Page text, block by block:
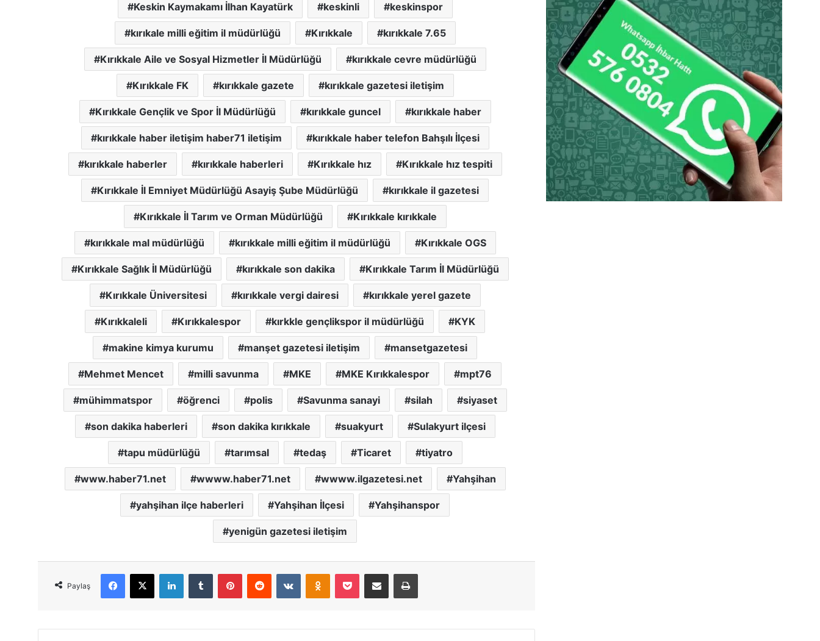
Keskin Kaymakamı İlhan Kayatürk keskinli keskinspor
kırıkale milli eğitim il müdürlüğü Kırıkkale kırıkkale 7.65
Kırıkkale Aile ve Sosyal Hizmetler İl Müdürlüğü kırıkkale cevre müdürlüğü
Kırıkkale FK kırıkkale gazete kırıkkale gazetesi iletişim
Kırıkkale Gençlik ve Spor İl Müdürlüğü kırıkkale guncel kırıkkale haber
kırıkkale haber iletişim haber71 iletişim kırıkkale haber telefon Bahşılı İlçesi
kırıkkale haberler kırıkkale haberleri Kırıkkale hız Kırıkkale hız tespiti
Kırıkkale İl Emniyet Müdürlüğü Asayiş Şube Müdürlüğü kırıkkale il gazetesi
Kırıkkale İl Tarım ve Orman Müdürlüğü Kırıkkale kırıkkale
kırıkkale mal müdürlüğü kırıkkale milli eğitim il müdürlüğü Kırıkkale OGS
Kırıkkale Sağlık İl Müdürlüğü kırıkkale son dakika Kırıkkale Tarım İl Müdürlüğü
Kırıkkale Üniversitesi kırıkkale vergi dairesi kırıkkale yerel gazete
Kırıkkaleli Kırıkkalespor kırkkle gençlikspor il müdürlüğü KYK
makine kimya kurumu manşet gazetesi iletişim mansetgazetesi
Mehmet Mencet milli savunma MKE MKE Kırıkkalespor mpt76
mühimmatspor öğrenci polis Savunma sanayi silah siyaset
son dakika haberleri son dakika kırıkkale suakyurt Sulakyurt ilçesi
tapu müdürlüğü tarımsal tedaş Ticaret tiyatro
www.haber71.net wwww.haber71.net wwww.ilgazetesi.net Yahşihan
yahşihan ilçe haberleri Yahşihan İlçesi Yahşihanspor
yenigün gazetesi iletişim
Paylaş